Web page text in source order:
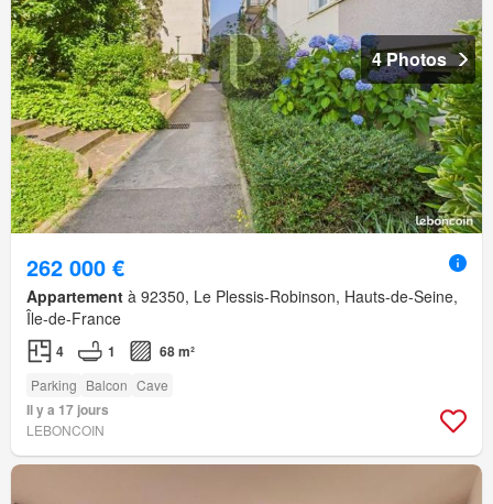
4 Photos
262 000 €
Appartement à 92350, Le Plessis-Robinson, Hauts-de-Seine,
Île-de-France
4 1 68 m²
Parking Balcon Cave
Il y a 17 jours
LEBONCOIN